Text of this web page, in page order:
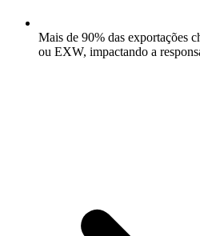
Mais de 90% das exportações
ou EXW, impactando a